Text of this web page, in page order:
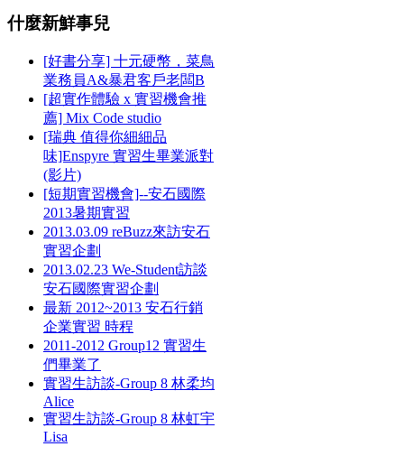
什麼新鮮事兒
[好書分享] 十元硬幣，菜鳥
業務員A&暴君客戶老闆B
[超實作體驗 x 實習機會推
薦] Mix Code studio
[瑞典 值得你細細品
味]Enspyre 實習生畢業派對
(影片)
[短期實習機會]--安石國際
2013暑期實習
2013.03.09 reBuzz來訪安石
實習企劃
2013.02.23 We-Student訪談
安石國際實習企劃
最新 2012~2013 安石行銷
企業實習 時程
2011-2012 Group12 實習生
們畢業了
實習生訪談-Group 8 林柔均
Alice
實習生訪談-Group 8 林虹宇
Lisa